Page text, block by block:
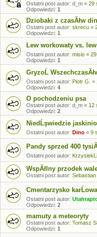
Ostatni post autor: d_m « 29
Odpowiedzi: 1
Dziobaki z czasĂłw
Ostatni post autor: skrecu «
Odpowiedzi: 1
Lew workowaty vs. lew
Ostatni post autor: misio «
Odpowiedzi: 1
GryzoĹ
Ostatni post autor: Piotr G. «
Odpowiedzi: 4
O pochodzeniu psa
Ostatni post autor: d_m « 12
Odpowiedzi: 2
NiedĹşwiedzie
Ostatni post autor: Dino « 9
Pandy sprzed 400
Ostatni post autor:
WspĂłlny przodek
Ostatni post autor: Sebastian
Cmentarzysko
Ostatni post autor:
Odpowiedzi: 2
mamuty a meteoryty
Ostatni post autor: Tomasz
Odpowiedzi: 1